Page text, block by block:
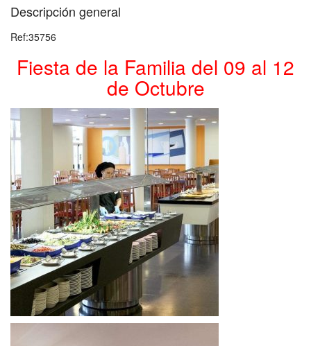
Descripción general
Ref:35756
Fiesta de la Familia del 09 al 12
de Octubre